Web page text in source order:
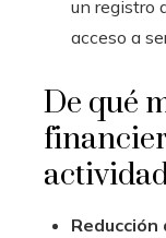
un registro
acceso a
De qué